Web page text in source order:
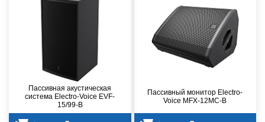
Пассивная акустическая
система Electro-Voice EVF-
15/99-B
Пассивный монитор Electro-
Voice MFX-12MC-B